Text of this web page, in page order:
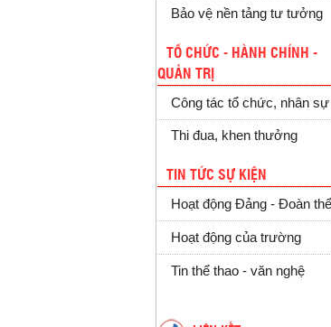
Bảo vệ nền tảng tư tưởng
TỔ CHỨC - HÀNH CHÍNH -
QUẢN TRỊ
Công tác tổ chức, nhân sự
Thi đua, khen thưởng
TIN TỨC SỰ KIỆN
Hoạt động Đảng - Đoàn thể
Hoạt động của trường
Tin thể thao - văn nghệ